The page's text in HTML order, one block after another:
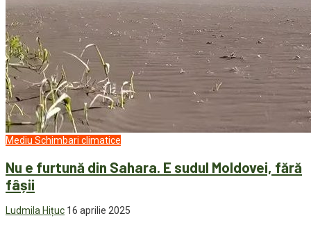
Mediu Schimbari climatice
Nu e furtună din Sahara. E sudul Moldovei, fără
fâșii
Ludmila Hițuc 16 aprilie 2025